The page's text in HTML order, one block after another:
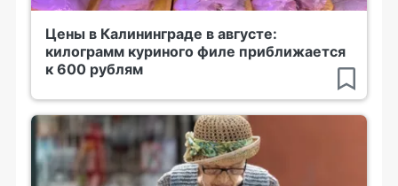
Цены в Калининграде в августе:
килограмм куриного филе приближается
к 600 рублям